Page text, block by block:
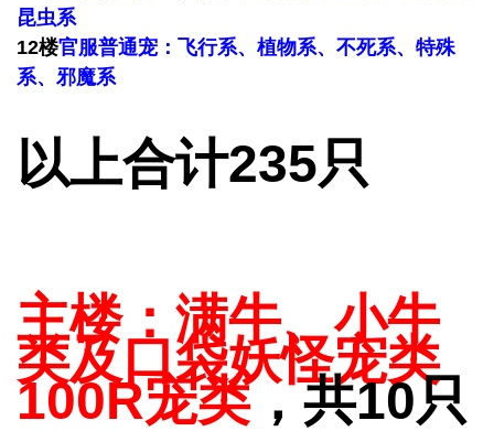
昆虫系
12楼官服普通宠：飞行系、植物系、不死系、特殊
系、邪魔系
以上合计235只
主楼：满牛、小牛
类及口袋妖怪宠类
100R宠类，共10只